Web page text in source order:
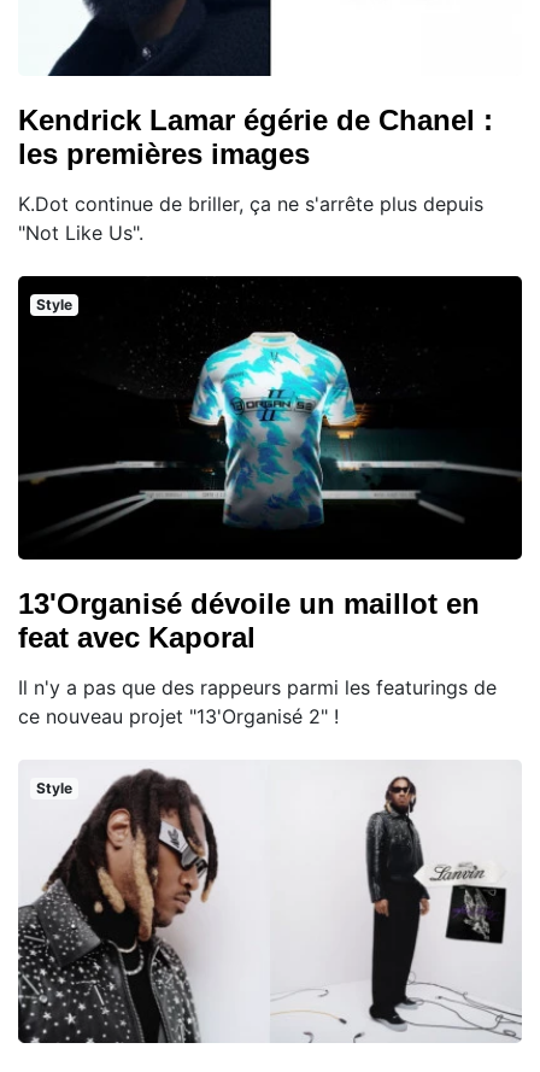
Kendrick Lamar égérie de Chanel :
les premières images
K.Dot continue de briller, ça ne s'arrête plus depuis
"Not Like Us".
Style
13'Organisé dévoile un maillot en
feat avec Kaporal
Il n'y a pas que des rappeurs parmi les featurings de
ce nouveau projet "13'Organisé 2" !
Style